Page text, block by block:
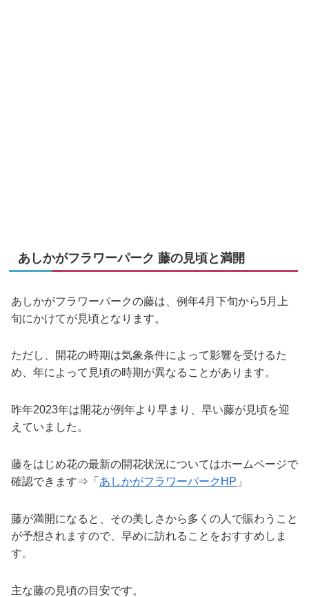
あしかがフラワーパーク 藤の見頃と満開
あしかがフラワーパークの藤は、例年4月下旬から5月上
旬にかけてが見頃となります。
ただし、開花の時期は気象条件によって影響を受けるた
め、年によって見頃の時期が異なることがあります。
昨年2023年は開花が例年より早まり、早い藤が見頃を迎
えていました。
藤をはじめ花の最新の開花状況についてはホームページで
確認できます⇒「 あしかがフラワーパークHP 」
藤が満開になると、その美しさから多くの人で賑わうこと
が予想されますので、早めに訪れることをおすすめしま
す。
主な藤の見頃の目安です。